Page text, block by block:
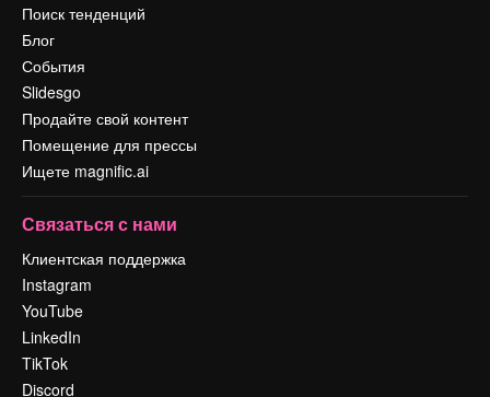
Поиск тенденций
Блог
События
Slidesgo
Продайте свой контент
Помещение для прессы
Ищете magnific.ai
Связаться с нами
Клиентская поддержка
Instagram
YouTube
LinkedIn
TikTok
Discord